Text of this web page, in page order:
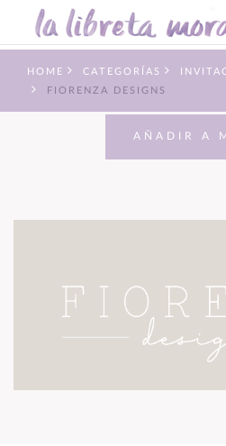
HOME CATEGORÍAS
FIORENZA DESIGNS
AÑADIR A